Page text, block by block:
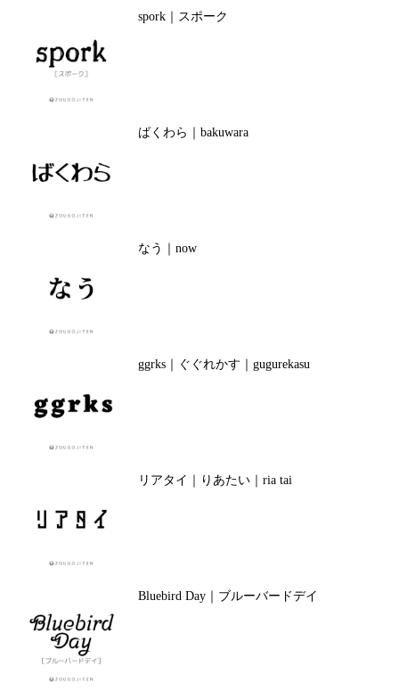
spork｜スポーク
ばくわら｜bakuwara
なう｜now
ggrks｜ぐぐれかす｜gugurekasu
リアタイ｜りあたい｜ria tai
Bluebird Day｜ブルーバードデイ